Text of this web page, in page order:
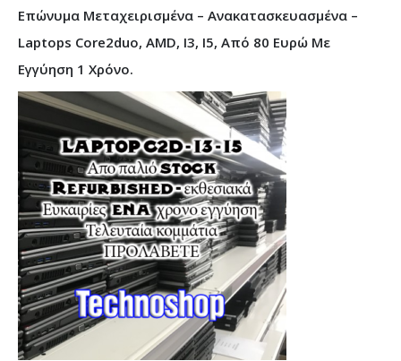
Επώνυμα Μεταχειρισμένα – Ανακατασκευασμένα –
Laptops Core2duo, AMD, I3, I5, Από 80 Ευρώ Με
Εγγύηση 1 Χρόνο.